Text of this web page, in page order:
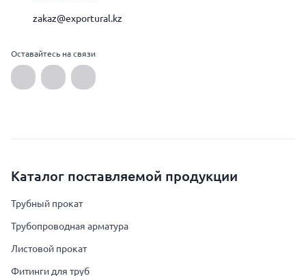
zakaz@exportural.kz
Оставайтесь на связи
Каталог поставляемой продукции
Трубный прокат
Трубопроводная арматура
Листовой прокат
Фитинги для труб